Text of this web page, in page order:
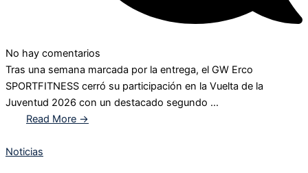
No hay comentarios
Tras una semana marcada por la entrega, el GW Erco
SPORTFITNESS cerró su participación en la Vuelta de la
Juventud 2026 con un destacado segundo ...
Read More →
Noticias